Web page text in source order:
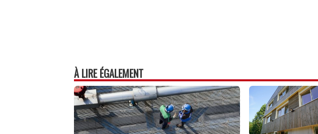
À LIRE ÉGALEMENT